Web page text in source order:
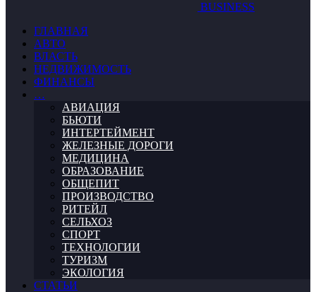
BUSINESS
ГЛАВНАЯ
АВТО
ВЛАСТЬ
НЕДВИЖИМОСТЬ
ФИНАНСЫ
…
АВИАЦИЯ
БЬЮТИ
ИНТЕРТЕЙМЕНТ
ЖЕЛЕЗНЫЕ ДОРОГИ
МЕДИЦИНА
ОБРАЗОВАНИЕ
ОБЩЕПИТ
ПРОИЗВОДСТВО
РИТЕЙЛ
СЕЛЬХОЗ
СПОРТ
ТЕХНОЛОГИИ
ТУРИЗМ
ЭКОЛОГИЯ
СТАТЬИ